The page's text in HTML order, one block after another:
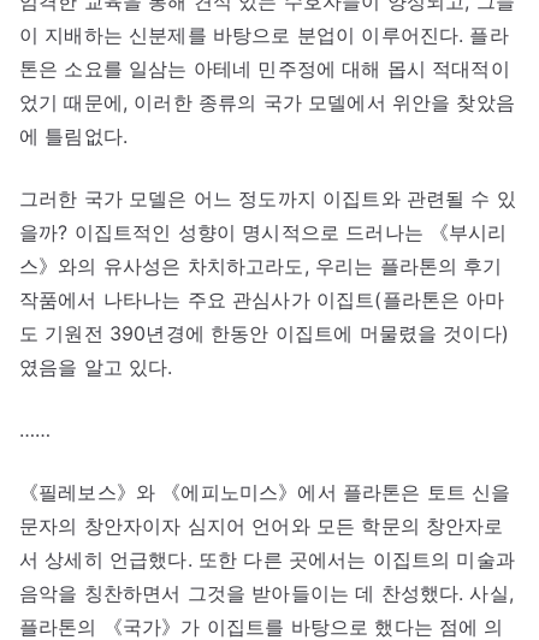
이 지배하는 신분제를 바탕으로 분업이 이루어진다. 플라
톤은 소요를 일삼는 아테네 민주정에 대해 몹시 적대적이
었기 때문에, 이러한 종류의 국가 모델에서 위안을 찾았음
에 틀림없다.
그러한 국가 모델은 어느 정도까지 이집트와 관련될 수 있
을까? 이집트적인 성향이 명시적으로 드러나는 《부시리
스》와의 유사성은 차치하고라도, 우리는 플라톤의 후기
작품에서 나타나는 주요 관심사가 이집트(플라톤은 아마
도 기원전 390년경에 한동안 이집트에 머물렸을 것이다)
였음을 알고 있다.
……
《필레보스》와 《에피노미스》에서 플라톤은 토트 신을
문자의 창안자이자 심지어 언어와 모든 학문의 창안자로
서 상세히 언급했다. 또한 다른 곳에서는 이집트의 미술과
음악을 칭찬하면서 그것을 받아들이는 데 찬성했다. 사실,
플라톤의 《국가》가 이집트를 바탕으로 했다는 점에 의